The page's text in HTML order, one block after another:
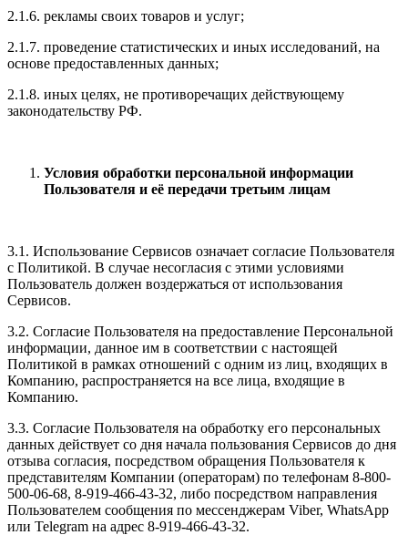
2.1.6. рекламы своих товаров и услуг;
2.1.7. проведение статистических и иных исследований, на
основе предоставленных данных;
2.1.8. иных целях, не противоречащих действующему
законодательству РФ.
Условия обработки персональной информации
Пользователя и её передачи третьим лицам
3.1. Использование Сервисов означает согласие Пользователя
с Политикой. В случае несогласия с этими условиями
Пользователь должен воздержаться от использования
Сервисов.
3.2. Согласие Пользователя на предоставление Персональной
информации, данное им в соответствии с настоящей
Политикой в рамках отношений с одним из лиц, входящих в
Компанию, распространяется на все лица, входящие в
Компанию.
3.3. Согласие Пользователя на обработку его персональных
данных действует со дня начала пользования Сервисов до дня
отзыва согласия, посредством обращения Пользователя к
представителям Компании (операторам) по телефонам 8-800-
500-06-68, 8-919-466-43-32, либо посредством направления
Пользователем сообщения по мессенджерам Viber, WhatsApp
или Telegram на адрес 8-919-466-43-32.